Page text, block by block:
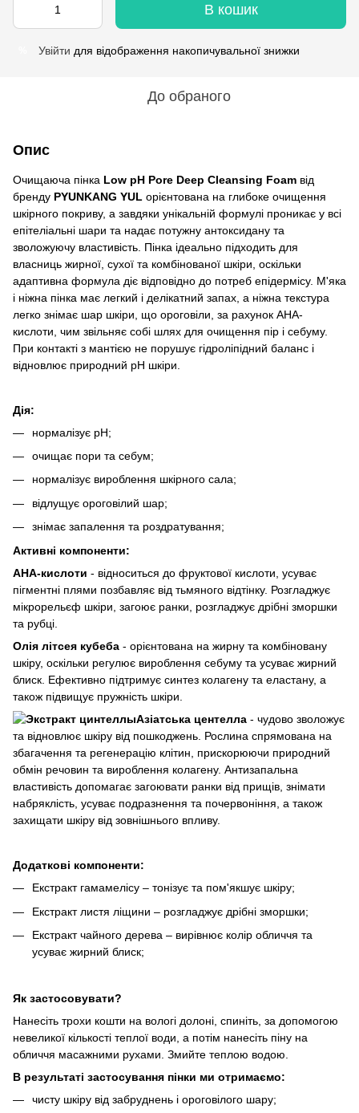
В кошик
Увійти для відображення накопичувальної знижки
До обраного
Опис
Очищаюча пінка Low pH Pore Deep Cleansing Foam від
бренду PYUNKANG YUL орієнтована на глибоке очищення
шкірного покриву, а завдяки унікальній формулі проникає у всі
епітеліальні шари та надає потужну антоксидану та
зволожуючу властивість. Пінка ідеально підходить для
власниць жирної, сухої та комбінованої шкіри, оскільки
адаптивна формула діє відповідно до потреб епідермісу. М'яка
і ніжна пінка має легкий і делікатний запах, а ніжна текстура
легко знімає шар шкіри, що ороговіли, за рахунок AHA-
кислоти, чим звільняє собі шлях для очищення пір і себуму.
При контакті з мантією не порушує гідроліпідний баланс і
відновлює природний pH шкіри.
Дія:
нормалізує рН;
очищає пори та себум;
нормалізує вироблення шкірного сала;
відлущує ороговілий шар;
знімає запалення та роздратування;
Активні компоненти:
АНА-кислоти - відноситься до фруктової кислоти, усуває
пігментні плями позбавляє від тьмяного відтінку. Розгладжує
мікрорельєф шкіри, загоює ранки, розгладжує дрібні зморшки
та рубці.
Олія літсея кубеба - орієнтована на жирну та комбіновану
шкіру, оскільки регулює вироблення себуму та усуває жирний
блиск. Ефективно підтримує синтез колагену та еластану, а
також підвищує пружність шкіри.
Азіатська центелла - чудово зволожує
та відновлює шкіру від пошкоджень. Рослина спрямована на
збагачення та регенерацію клітин, прискорюючи природний
обмін речовин та вироблення колагену. Антизапальна
властивість допомагає загоювати ранки від прищів, знімати
набряклість, усуває подразнення та почервоніння, а також
захищати шкіру від зовнішнього впливу.
Додаткові компоненти:
Екстракт гамамелісу – тонізує та пом'якшує шкіру;
Екстракт листя ліщини – розгладжує дрібні зморшки;
Екстракт чайного дерева – вирівнює колір обличчя та
усуває жирний блиск;
Як застосовувати?
Нанесіть трохи кошти на вологі долоні, спиніть, за допомогою
невеликої кількості теплої води, а потім нанесіть піну на
обличчя масажними рухами. Змийте теплою водою.
В результаті застосування пінки ми отримаємо:
чисту шкіру від забруднень і ороговілого шару;